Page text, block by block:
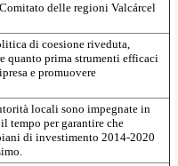
delle regioni Valcárcel
di coesione riveduta,
quanto prima strumenti efficaci
e promuovere
locali sono impegnate in
tempo per garantire che
di investimento 2014-2020